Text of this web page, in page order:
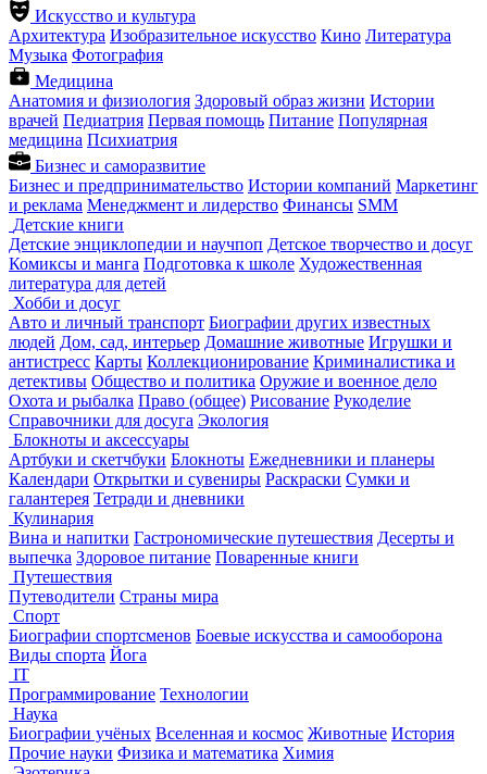
Искусство и культура
Архитектура Изобразительное искусство Кино Литература
Музыка Фотография
Медицина
Анатомия и физиология Здоровый образ жизни Истории
врачей Педиатрия Первая помощь Питание Популярная
медицина Психиатрия
Бизнес и саморазвитие
Бизнес и предпринимательство Истории компаний Маркетинг
и реклама Менеджмент и лидерство Финансы SMM
Детские книги
Детские энциклопедии и научпоп Детское творчество и досуг
Комиксы и манга Подготовка к школе Художественная
литература для детей
Хобби и досуг
Авто и личный транспорт Биографии других известных
людей Дом, сад, интерьер Домашние животные Игрушки и
антистресс Карты Коллекционирование Криминалистика и
детективы Общество и политика Оружие и военное дело
Охота и рыбалка Право (общее) Рисование Рукоделие
Справочники для досуга Экология
Блокноты и аксессуары
Артбуки и скетчбуки Блокноты Ежедневники и планеры
Календари Открытки и сувениры Раскраски Сумки и
галантерея Тетради и дневники
Кулинария
Вина и напитки Гастрономические путешествия Десерты и
выпечка Здоровое питание Поваренные книги
Путешествия
Путеводители Страны мира
Спорт
Биографии спортсменов Боевые искусства и самооборона
Виды спорта Йога
IT
Программирование Технологии
Наука
Биографии учёных Вселенная и космос Животные История
Прочие науки Физика и математика Химия